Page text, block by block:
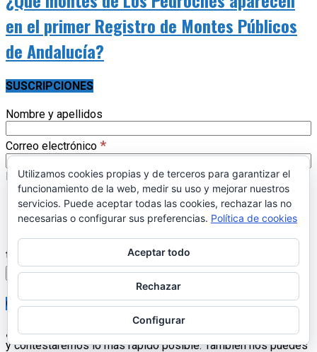
en el primer Registro de Montes Públicos
de Andalucía?
SUSCRIPCIONES
Nombre y apellidos
Correo electrónico *
Listas
Actualidad
Librería 17pueblos.es
Estoy de acuerdo con la política de privacidad y los
términos. (
CONTACTAR
¿Quieres ponerte en contacto con nosotros?Escríbenos
y contestaremos lo más rápido posible. También nos puedes
Utilizamos cookies propias y de terceros para garantizar el
funcionamiento de la web, medir su uso y mejorar nuestros
servicios. Puede aceptar todas las cookies, rechazar las no
necesarias o configurar sus preferencias. Política de cookies
Aceptar todo
Rechazar
Configurar